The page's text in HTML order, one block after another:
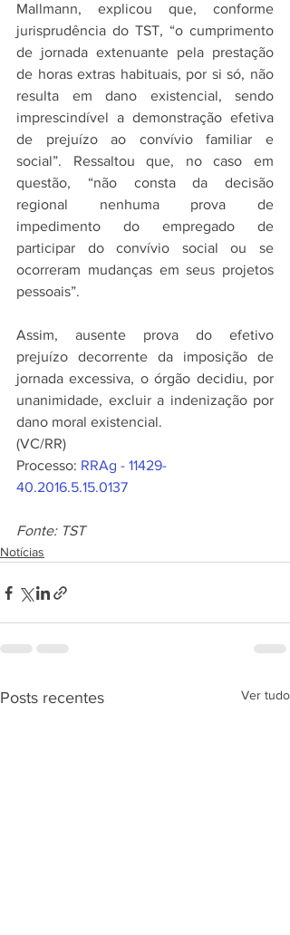
Mallmann, explicou que, conforme
jurisprudência do TST, “o cumprimento
de jornada extenuante pela prestação
de horas extras habituais, por si só, não
resulta em dano existencial, sendo
imprescindível a demonstração efetiva
de prejuízo ao convívio familiar e
social”. Ressaltou que, no caso em
questão, “não consta da decisão
regional nenhuma prova de
impedimento do empregado de
participar do convívio social ou se
ocorreram mudanças em seus projetos
pessoais”.
Assim, ausente prova do efetivo
prejuízo decorrente da imposição de
jornada excessiva, o órgão decidiu, por
unanimidade, excluir a indenização por
dano moral existencial.
(VC/RR)
Processo: RRAg - 11429-
40.2016.5.15.0137
Fonte: TST
Notícias
Posts recentes Ver tudo